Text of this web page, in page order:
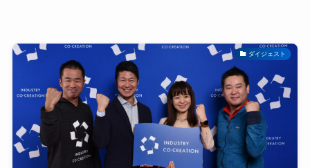
ダイジェスト